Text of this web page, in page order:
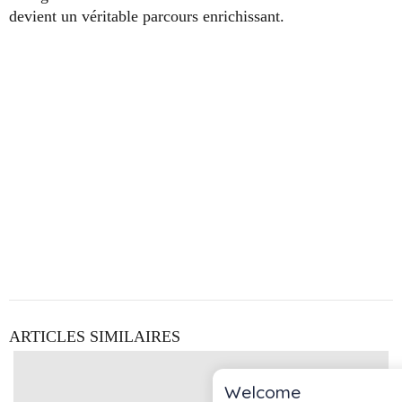
devient un véritable parcours enrichissant.
ARTICLES SIMILAIRES
Welcome